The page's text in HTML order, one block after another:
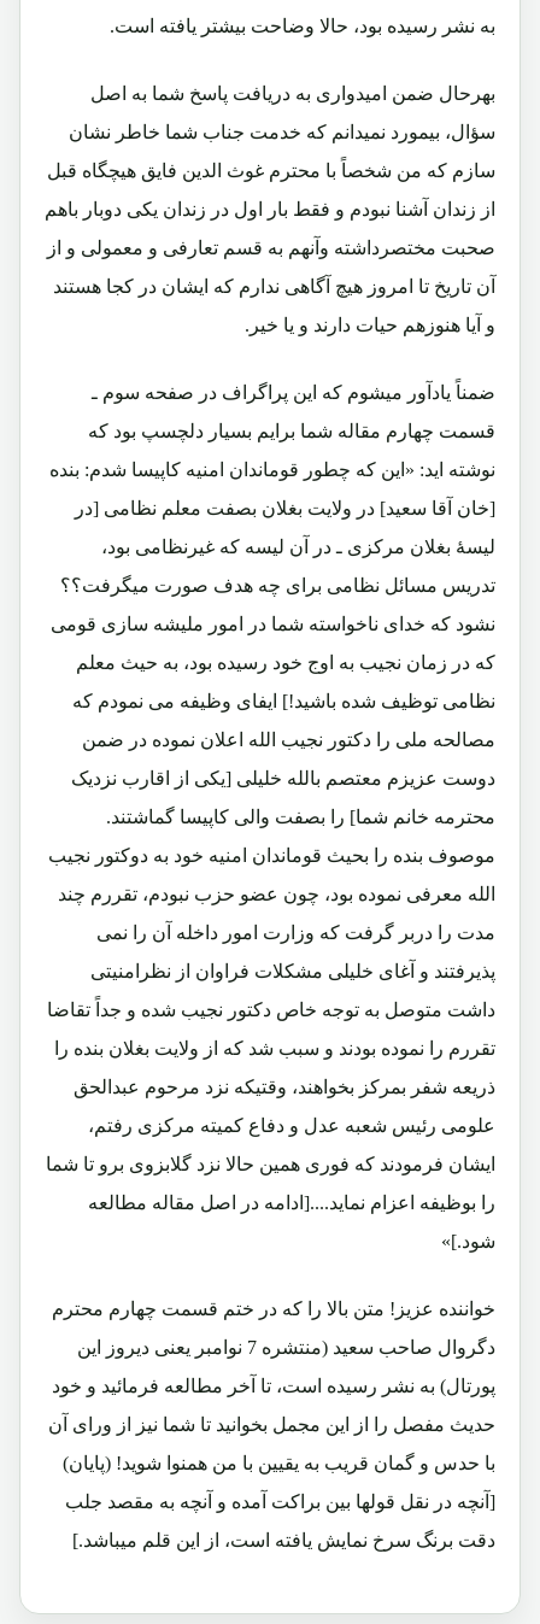
به نشر رسیده بود، حالا وضاحت بیشتر یافته است.
بهرحال ضمن امیدواری به دریافت پاسخ شما به اصل
سؤال، بیمورد نمیدانم که خدمت جناب شما خاطر نشان
سازم که من شخصاً با محترم غوث الدین فایق هیچگاه قبل
از زندان آشنا نبودم و فقط بار اول در زندان یکی دوبار باهم
صحبت مختصرداشته وآنهم به قسم تعارفی و معمولی و از
آن تاریخ تا امروز هیچ آگاهی ندارم که ایشان در کجا هستند
و آیا هنوزهم حیات دارند و یا خیر.
ضمناً یادآور میشوم که این پراگراف در صفحه سوم ـ
قسمت چهارم مقاله شما برایم بسیار دلچسپ بود که
نوشته اید: «این که چطور قوماندان امنیه کاپیسا شدم: بنده
[خان آقا سعید] در ولایت بغلان بصفت معلم نظامی [در
لیسۀ بغلان مرکزی ـ در آن لیسه که غیرنظامی بود،
تدریس مسائل نظامی برای چه هدف صورت میگرفت؟؟
نشود که خدای ناخواسته شما در امور ملیشه سازی قومی
که در زمان نجیب به اوج خود رسیده بود، به حیث معلم
نظامی توظیف شده باشید!] ایفای وظیفه می نمودم که
مصالحه ملی را دکتور نجیب الله اعلان نموده در ضمن
دوست عزیزم معتصم بالله خلیلی [یکی از اقارب نزدیک
محترمه خانم شما] را بصفت والی کاپیسا گماشتند.
موصوف بنده را بحیث قوماندان امنیه خود به دوکتور نجیب
الله معرفی نموده بود، چون عضو حزب نبودم، تقررم چند
مدت را دربر گرفت که وزارت امور داخله آن را نمی
پذیرفتند و آغای خلیلی مشکلات فراوان از نظرامنیتی
داشت متوصل به توجه خاص دکتور نجیب شده و جداً تقاضا
تقررم را نموده بودند و سبب شد که از ولایت بغلان بنده را
ذریعه شفر بمرکز بخواهند، وقتیکه نزد مرحوم عبدالحق
علومی رئیس شعبه عدل و دفاع کمیته مرکزی رفتم،
ایشان فرمودند که فوری همین حالا نزد گلابزوی برو تا شما
را بوظیفه اعزام نماید....[ادامه در اصل مقاله مطالعه
شود.]»
خواننده عزیز! متن بالا را که در ختم قسمت چهارم محترم
دگروال صاحب سعید (منتشره 7 نوامبر یعنی دیروز این
پورتال) به نشر رسیده است، تا آخر مطالعه فرمائید و خود
حدیث مفصل را از این مجمل بخوانید تا شما نیز از ورای آن
با حدس و گمان قریب به یقیین با من همنوا شوید! (پایان)
[آنچه در نقل قولها بین براکت آمده و آنچه به مقصد جلب
دقت برنگ سرخ نمایش یافته است، از این قلم میباشد.]